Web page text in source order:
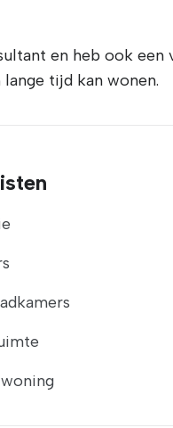
en heb ook
tijd kan wonen.